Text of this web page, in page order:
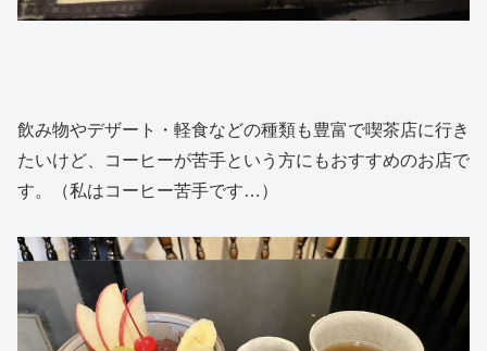
飲み物やデザート・軽食などの種類も豊富で喫茶店に行き
たいけど、コーヒーが苦手という方にもおすすめのお店で
す。（私はコーヒー苦手です…）